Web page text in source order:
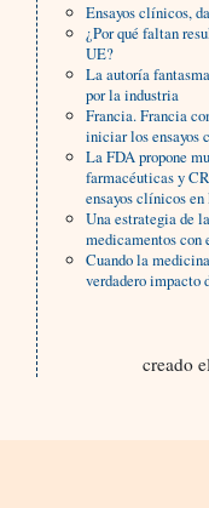
Ensayos clínicos,
¿Por qué faltan
UE?
La autoría
por la industria
Francia. Francia
iniciar los ensayos
La FDA propone
farmacéuticas y
ensayos clínicos
Una estrategia de
medicamentos con
Cuando la
verdadero impacto
creado